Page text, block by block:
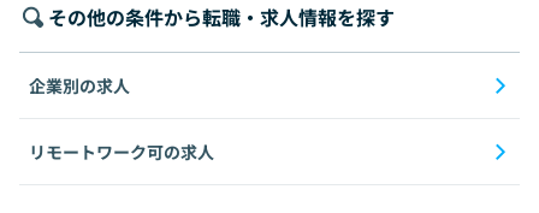
その他の条件から転職・求人情報を探す
企業別の求人
リモートワーク可の求人